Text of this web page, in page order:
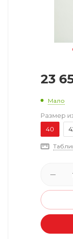
23
Мало
Размер
40